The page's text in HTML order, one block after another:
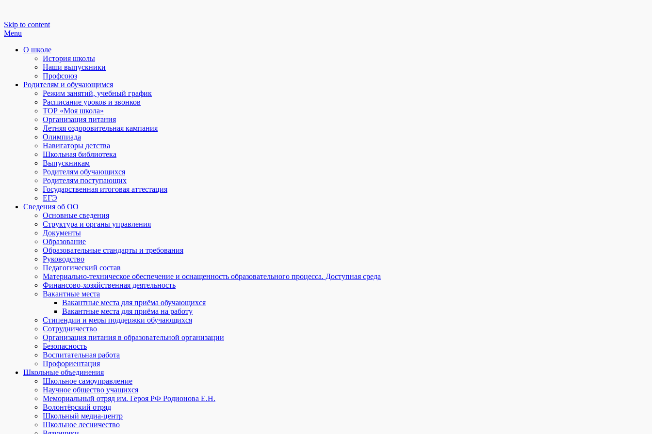
Skip to content
Menu
О школе
История школы
Наши выпускники
Профсоюз
Родителям и обучающимся
Режим занятий, учебный график
Расписание уроков и звонков
ТОР «Моя школа»
Организация питания
Летняя оздоровительная кампания
Олимпиада
Навигаторы детства
Школьная библиотека
Выпускникам
Родителям обучающихся
Родителям поступающих
Государственная итоговая аттестация
ЕГЭ
Сведения об ОО
Основные сведения
Структура и органы управления
Документы
Образование
Образовательные стандарты и требования
Руководство
Педагогический состав
Материально-техническое обеспечение и оснащенность образовательного процесса. Доступная среда
Финансово-хозяйственная деятельность
Вакантные места
Вакантные места для приёма обучающихся
Вакантные места для приёма на работу
Стипендии и меры поддержки обучающихся
Сотрудничество
Организация питания в образовательной организации
Безопасность
Воспитательная работа
Профориентация
Школьные объединения
Школьное самоуправление
Научное общество учащихся
Мемориальный отряд им. Героя РФ Родионова Е.Н.
Волонтёрский отряд
Школьный медиа-центр
Школьное лесничество